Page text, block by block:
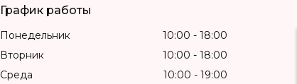
График работы
Понедельник 10:00
18:00
Вторник
10:00
18:00
Среда
10:00
19:00